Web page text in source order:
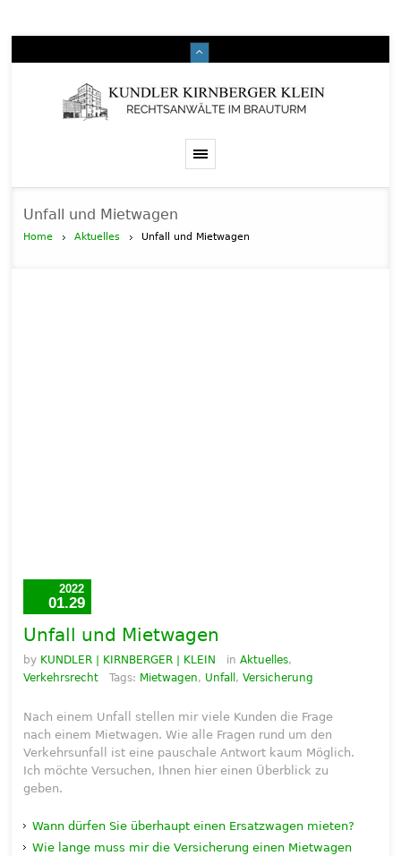
Unfall und Mietwagen
Home Aktuelles Unfall und Mietwagen
2022
01.29
Unfall und Mietwagen
by KUNDLER | KIRNBERGER | KLEIN inAktuelles,
Verkehrsrecht
Tags: Mietwagen, Unfall ,Versicherung
Nach einem Unfall stellen mir viele Kunden die Frage
nach einem Mietwagen. Wie alle Fragen rund um den
Verkehrsunfall ist eine pauschale Antwort kaum Möglich.
Ich möchte Versuchen, Ihnen hier einen Überblick zu
geben.
Wann dürfen Sie überhaupt einen Ersatzwagen mieten?
Wie lange muss mir die Versicherung einen Mietwagen